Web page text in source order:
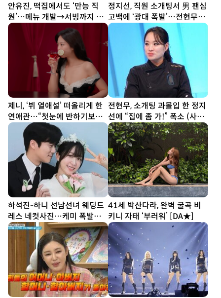
안유진, 떡집에서도 ‘만능 직
원’…메뉴 개발→서빙까지 똑
부러지네 (우주떡집)
정지선, 직원 소개팅서 男 팬심
고백에 ‘광대 폭발’…전현무
“집에 좀 가!” (사당귀)
제니, ‘뷔 열애설’ 떠올리게 한
연애관…“첫눈에 반하기보다
친구부터” [SD톡톡]
전현무, 소개팅 과몰입 한 정지
선에 “집에 좀 가!” 폭소 (사당
귀)
하석진-하니 선남선녀 웨딩드
레스 네컷사진…케미 폭발
[DA★]
41세 박산다라, 완벽 굴곡 비
키니 자태 ‘부러워’ [DA★]